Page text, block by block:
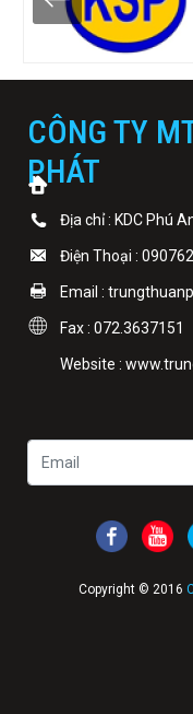
CÔNG TY
PHÁT
Địa chỉ : KDC Phú
Điện Thoại :
Email :
Fax : 072.3637151
Website :
Copyright © 2016